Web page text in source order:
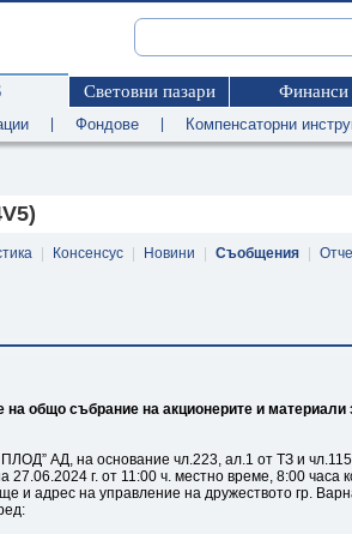
Световни пазари Финанси
Фондове Компенсаторни
Консенсус Новини Съобщения
на общо събрание на акционерите и
АД, на основание чл.223, ал.1 от ТЗ и
г. от 11:00 ч. местно време, 8:00 часа
и адрес на управление на дружеството гр.